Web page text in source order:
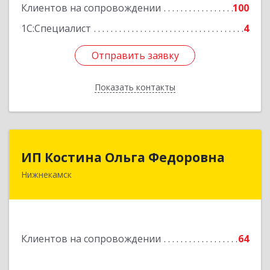
Клиентов на сопровождении
100
1С:Специалист
4
Отправить заявку
Показать контакты
Подробнее
Отправить заявку
Назад
ИП Костина Ольга Федоровна
Нижнекамск
Клиентов на сопровождении 64